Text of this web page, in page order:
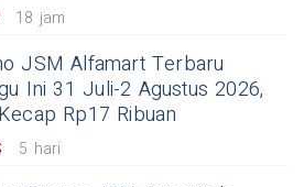
18 jam
JSM Alfamart Terbaru
Ini 31 Juli-2 Agustus 2026,
Rp17 Ribuan
5 hari